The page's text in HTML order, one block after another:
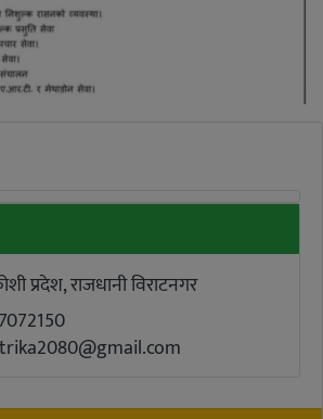
प्रदेश, राजधानी विराटनगर